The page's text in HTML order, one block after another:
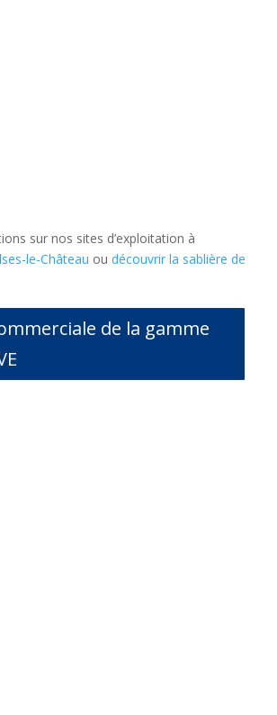
sur nos sites d’exploitation à
le-Château oudécouvrir la sablière de
de la gamme